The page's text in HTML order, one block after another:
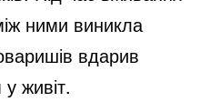
ними виникла
вдарив
живіт.